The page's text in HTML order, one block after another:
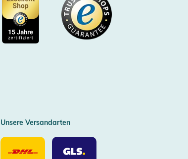
Unsere Versandarten
Unsere
Versandarten
Unsere
Versandarten